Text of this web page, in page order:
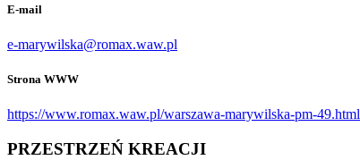
E-mail
e-marywilska@romax.waw.pl
Strona WWW
https://www.romax.waw.pl/warszawa-marywilska-pm-49.html
PRZESTRZEŃ KREACJI